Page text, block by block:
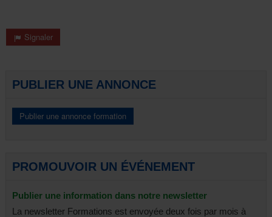
Signaler
PUBLIER UNE ANNONCE
PROMOUVOIR UN ÉVÉNEMENT
Publier une information dans notre newsletter
La newsletter Formations est envoyée deux fois par mois à